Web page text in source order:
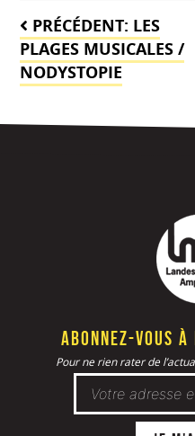
Navigation
de
l’article
PRÉCÉDENT: LES
PLAGES MUSICALES /
NODYSTOPIE
Abonnez-vous
Pour ne rien rater de